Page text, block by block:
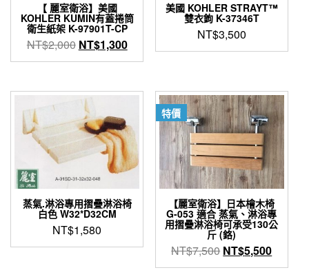
【 麗室衛浴】美國
KOHLER KUMIN有蓋捲筒
衛生紙架 K-97901T-CP
NT$2,000 原
始
格：
NT$2,000。
NT$1,300目
前
格：
NT$1,300。
美國 KOHLER STRAYT™
雙衣鉤 K-37346T
NT$3,500
蒸氣.淋浴專用摺疊淋浴椅
白色 W32*D32CM
NT$1,580
特價
【麗室衛浴】日本檜木椅
G-053 適合 蒸氣、淋浴專
用摺疊淋浴椅可承受130公
斤 (鉻)
NT$7,500 原
始
NT$5,500目
前